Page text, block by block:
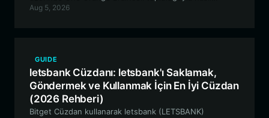
güvenli bir şekilde saklayacağınızı, işlem yapacağınızı ve
Aug 5, 2026
GUIDE
letsbank Cüzdanı: letsbank'ı Saklamak,
Göndermek ve Kullanmak İçin En İyi Cüzdan
(2026 Rehberi)
Bitget Cüzdan kullanarak letsbank (LETSBANK)